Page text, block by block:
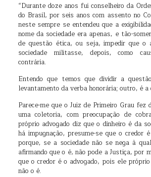
“Durante doze anos fui conselheiro da
do Brasil, por seis anos com assento no
neste sempre se entendeu que a
nome da sociedade era apenas, e tão-
de questão ética, ou seja, impedir que o
sociedade militasse, depois, como
contrária.
Entendo que temos que dividir a
levantamento da verba honorária; outro, é
Parece-me que o Juiz de Primeiro Grau fez
uma coletoria, com preocupação de
próprio advogado diz que o dinheiro é da
há impugnação, presume-se que o credor
porque, se a sociedade não se nega à
afirmando que o é, não pode a Justiça, por
que o credor é o advogado, pois ele
não o é.